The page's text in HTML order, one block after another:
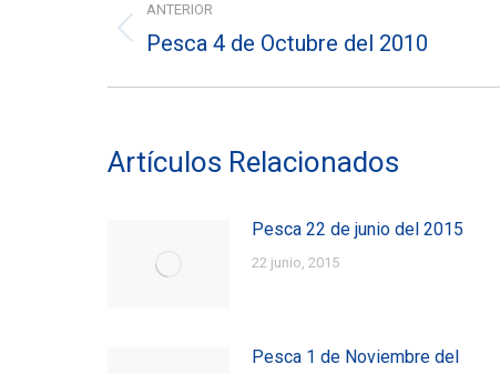
entre
entradas
ANTERIOR
Entrada
Pesca 4 de Octubre del 2010
Artículos Relacionados
Pesca 22 de junio del 2015
22 junio, 2015
Pesca 1 de Noviembre del